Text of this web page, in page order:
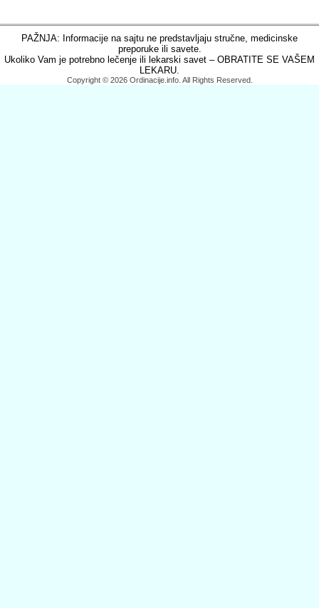
PAŽNJA: Informacije na sajtu ne predstavljaju stručne, medicinske
preporuke ili savete.
Ukoliko Vam je potrebno lečenje ili lekarski savet – OBRATITE SE VAŠEM
LEKARU.
Copyright © 2026 Ordinacije.info. All Rights Reserved.